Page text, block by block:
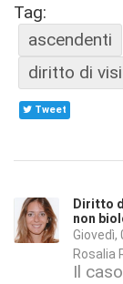
Tag:
ascendenti
diritto di
Tweet
Diritto
non
Giovedì,
Rosalia
Il